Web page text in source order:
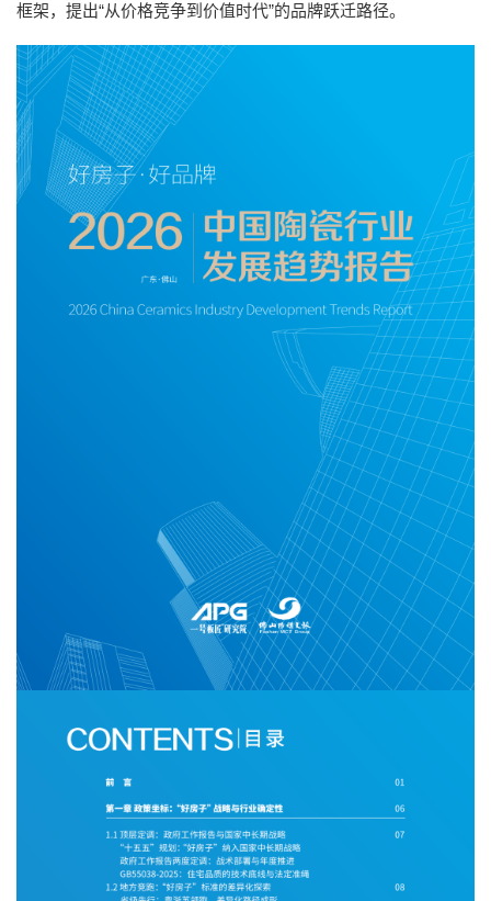
框架，提出“从价格竞争到价值时代”的品牌跃迁路径。